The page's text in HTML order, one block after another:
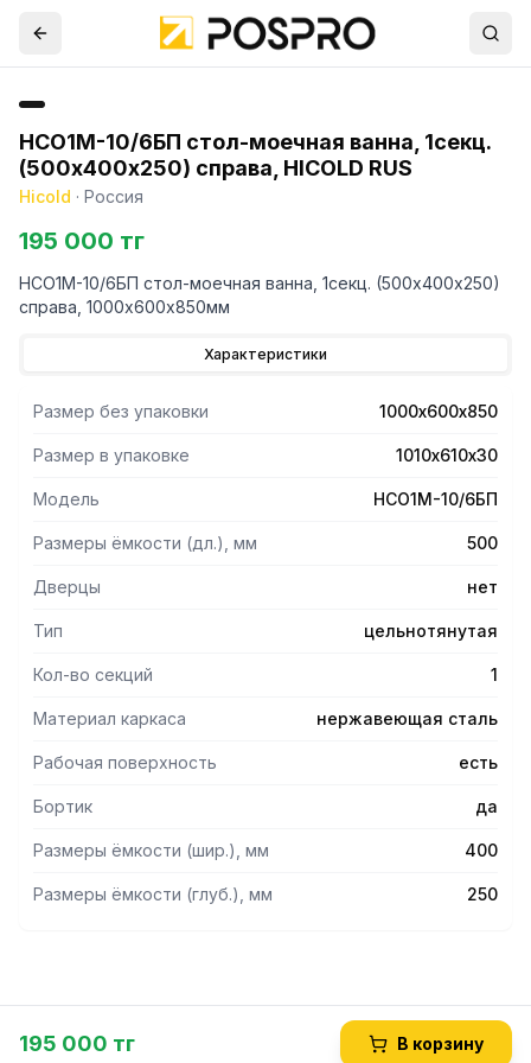
НСО1М-10/6БП стол-моечная ванна, 1секц.
(500х400х250) справа, HICOLD RUS
Hicold · Россия
195 000 тг
НСО1М-10/6БП стол-моечная ванна, 1секц. (500х400х250)
справа, 1000х600х850мм
Характеристики
Размер без упаковки 1000х600х850
Размер в упаковке 1010х610х30
Модель НСО1М-10/6БП
Размеры ёмкости (дл.), мм 500
Дверцы нет
Тип цельнотянутая
Кол-во секций 1
Материал каркаса нержавеющая сталь
Рабочая поверхность есть
Бортик да
Размеры ёмкости (шир.), мм 400
Размеры ёмкости (глуб.), мм 250
195 000 тг В корзину